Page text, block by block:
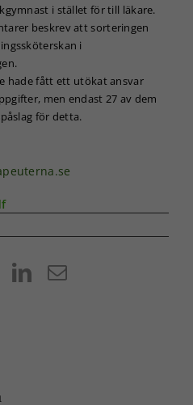
i stället för till läkare.
beskrev att sorteringen
i
hade fått ett utökat ansvar
men endast 27 av dem
för detta.
LinkedIn
E-